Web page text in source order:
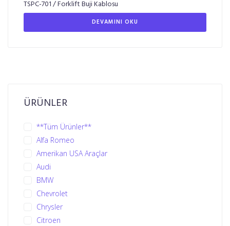
TSPC-701 / Forklift Buji Kablosu
DEVAMINI OKU
ÜRÜNLER
**Tüm Ürünler**
Alfa Romeo
Amerikan USA Araçlar
Audi
BMW
Chevrolet
Chrysler
Citroen